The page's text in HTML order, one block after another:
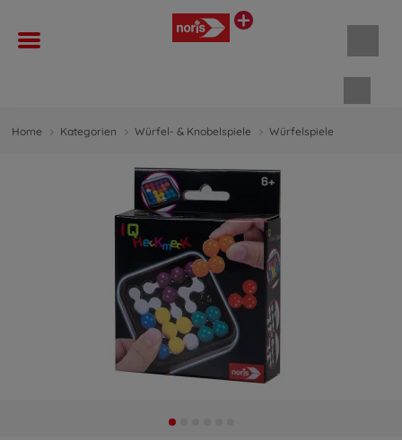
Home Kategorien Würfel- & Knobelspiele Würfelspiele